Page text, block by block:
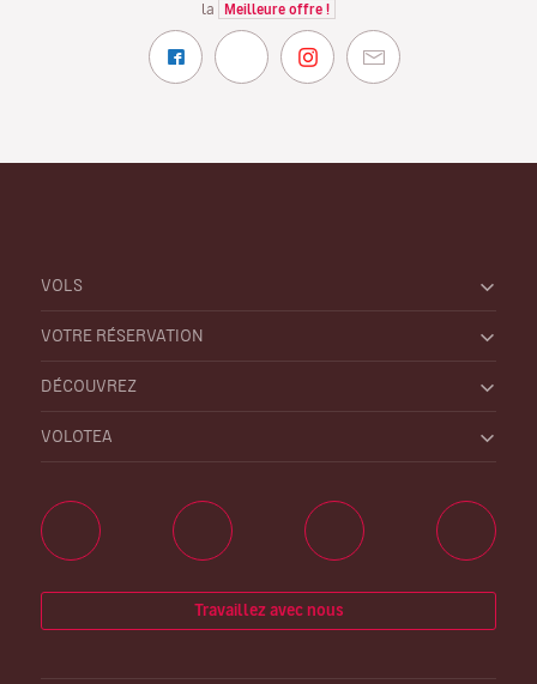
la
Meilleure offre !
VOLS
VOTRE RÉSERVATION
DÉCOUVREZ
VOLOTEA
Travaillez avec nous